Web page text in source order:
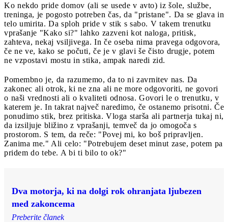
Ko nekdo pride domov (ali se usede v avto) iz šole, službe,
treninga, je pogosto potreben čas, da "pristane". Da se glava in
telo umirita. Da sploh pride v stik s sabo. V takem trenutku
vprašanje "Kako si?" lahko zazveni kot naloga, pritisk,
zahteva, nekaj vsiljivega. In če oseba nima pravega odgovora,
če ne ve, kako se počuti, če je v glavi še čisto drugje, potem
ne vzpostavi mostu in stika, ampak naredi zid.
Pomembno je, da razumemo, da to ni zavrnitev nas. Da
zakonec ali otrok, ki ne zna ali ne more odgovoriti, ne govori
o naši vrednosti ali o kvaliteti odnosa. Govori le o trenutku, v
katerem je. In takrat največ naredimo, če ostanemo prisotni. Če
ponudimo stik, brez pritiska. Vloga starša ali partnerja tukaj ni,
da izsiljuje bližino z vprašanji, temveč da jo omogoča s
prostorom. S tem, da reče: "Povej mi, ko boš pripravljen.
Zanima me." Ali celo: "Potrebujem deset minut zase, potem pa
pridem do tebe. A bi ti bilo to ok?"
Dva motorja, ki na dolgi rok ohranjata ljubezen
med zakoncema
Preberite članek